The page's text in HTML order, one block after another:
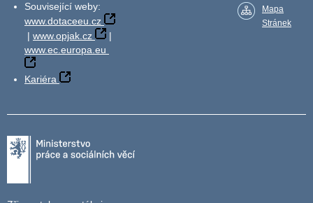
Související weby:
www.dotaceeu.cz
| www.opjak.cz
|
www.ec.europa.eu
Kariéra
Mapa
Stránek